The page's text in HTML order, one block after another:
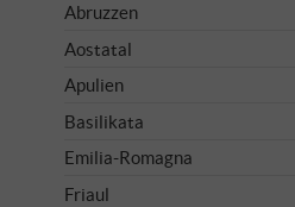
Abruzzen
Aostatal
Apulien
Basilikata
Emilia-Romagna
Friaul